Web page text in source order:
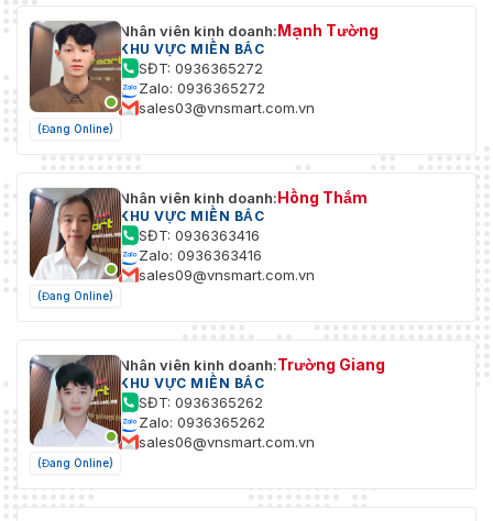
(Đang Online)
Nhân viên kinh doanh:Mạnh Tường
KHU VỰC MIỀN BẮC
SĐT: 0936365272
Zalo: 0936365272
sales03@vnsmart.com.vn
(Đang Online)
Nhân viên kinh doanh:Hồng Thắm
KHU VỰC MIỀN BẮC
SĐT: 0936363416
Zalo: 0936363416
sales09@vnsmart.com.vn
(Đang Online)
Nhân viên kinh doanh:Trường Giang
KHU VỰC MIỀN BẮC
SĐT: 0936365262
Zalo: 0936365262
sales06@vnsmart.com.vn